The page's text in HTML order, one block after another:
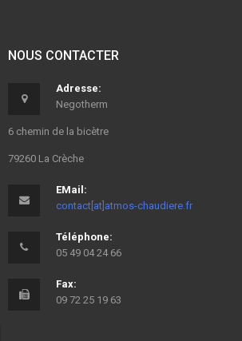
NOUS CONTACTER
Adresse:
Negotherm
6 chemin de la bicètre
79260 La Crèche
EMail:
contact[at]atmos-chaudiere.fr
Téléphone:
05 49 04 24 66
Fax:
09 72 25 19 63